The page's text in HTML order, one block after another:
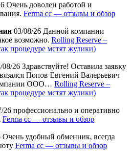
Очень доволен работой и
Ferma cc — отзывы и обзор
03/08/26 Данной компании
возможно. Rolling Reserve –
мстят жулики)
08/26 Здравствуйте! Оставила заявку
Попов Евгений Валерьевич
ООО… Rolling Reserve –
мстят жулики)
26 профессионально и оперативно
Ferma cc — отзывы и обзор
Очень удобный обменник, всегда
Ferma cc — отзывы и обзор